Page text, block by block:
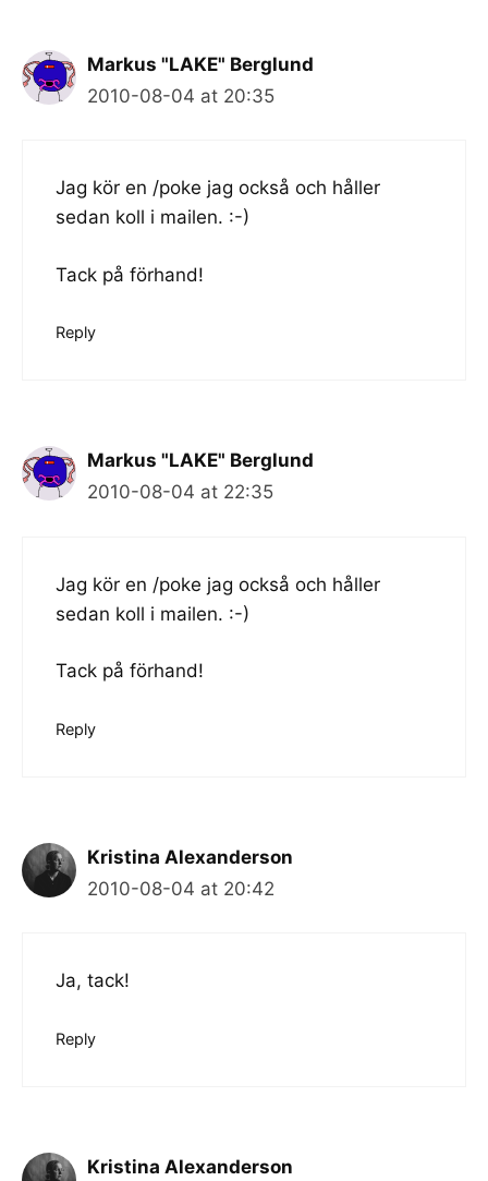
Markus "LAKE" Berglund
2010-08-04 at 20:35
Jag kör en /poke jag också och håller
sedan koll i mailen. :-)
Tack på förhand!
Reply
Markus "LAKE" Berglund
2010-08-04 at 22:35
Jag kör en /poke jag också och håller
sedan koll i mailen. :-)
Tack på förhand!
Reply
Kristina Alexanderson
2010-08-04 at 20:42
Ja, tack!
Reply
Kristina Alexanderson